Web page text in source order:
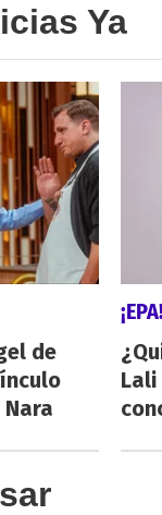
Ya
de
¡EPA!
Lali